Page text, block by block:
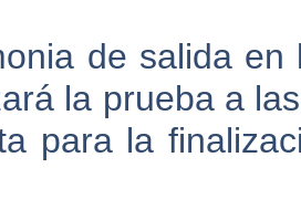
de salida en
la prueba a
para la